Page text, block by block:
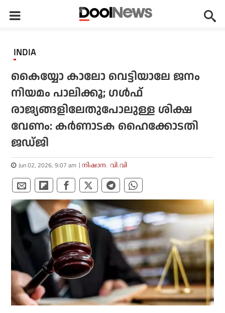
INDIA
കൈയ്യോ കാലോ വെട്ടിയാലേ ജനം
നിയമം പാലിക്കൂ; ഗള്‍ഫ്
രാജ്യങ്ങളിലേതുപോലുള്ള ശിക്ഷ
വേണം: കര്‍ണാടക ഹൈക്കോടതി
ജഡ്ജി
Jun 02, 2026, 9:07 am നിഷാന. വി.വി